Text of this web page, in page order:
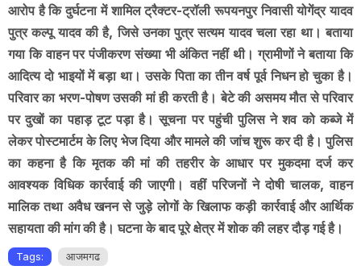
आरोप है कि दुर्घटना में शामिल ट्रैक्टर-ट्रॉली रूपयनपुर निवासी योगेंद्र यादव
पुत्र कल्पू यादव की है, जिसे उनका पुत्र सत्यम यादव चला रहा था। बताया
गया कि वाहन पर पंजीकरण संख्या भी अंकित नहीं थी। ग्रामीणों ने बताया कि
आदित्य दो भाइयों में बड़ा था। उसके पिता का तीन वर्ष पूर्व निधन हो चुका है।
परिवार का भरण-पोषण उसकी मां ही करती है। बेटे की असमय मौत से परिवार
पर दुखों का पहाड़ टूट पड़ा है। सूचना पर पहुंची पुलिस ने शव को कब्जे में
लेकर पोस्टमार्टम के लिए भेज दिया और मामले की जांच शुरू कर दी है। पुलिस
का कहना है कि मृतक की मां की तहरीर के आधार पर मुकदमा दर्ज कर
आवश्यक विधिक कार्रवाई की जाएगी। वहीं परिजनों ने दोषी चालक, वाहन
मालिक तथा अवैध खनन से जुड़े लोगों के खिलाफ कड़ी कार्रवाई और आर्थिक
सहायता की मांग की है। घटना के बाद पूरे क्षेत्र में शोक की लहर दौड़ गई है।
Tags: आजमगढ